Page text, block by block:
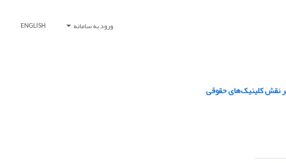
ورود به سامانه ENGLISH
نقش کلینیک‌‌های حقوقی